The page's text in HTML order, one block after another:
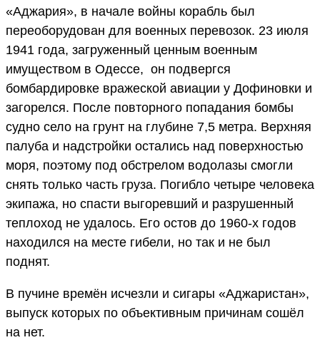
«Аджария», в начале войны корабль был
переоборудован для военных перевозок. 23 июля
1941 года, загруженный ценным военным
имуществом в Одессе, он подвергся
бомбардировке вражеской авиации у Дофиновки и
загорелся. После повторного попадания бомбы
судно село на грунт на глубине 7,5 метра. Верхняя
палуба и надстройки остались над поверхностью
моря, поэтому под обстрелом водолазы смогли
снять только часть груза. Погибло четыре человека
экипажа, но спасти выгоревший и разрушенный
теплоход не удалось. Его остов до 1960-х годов
находился на месте гибели, но так и не был
поднят.
В пучине времён исчезли и сигары «Аджаристан»,
выпуск которых по объективным причинам сошёл
на нет.